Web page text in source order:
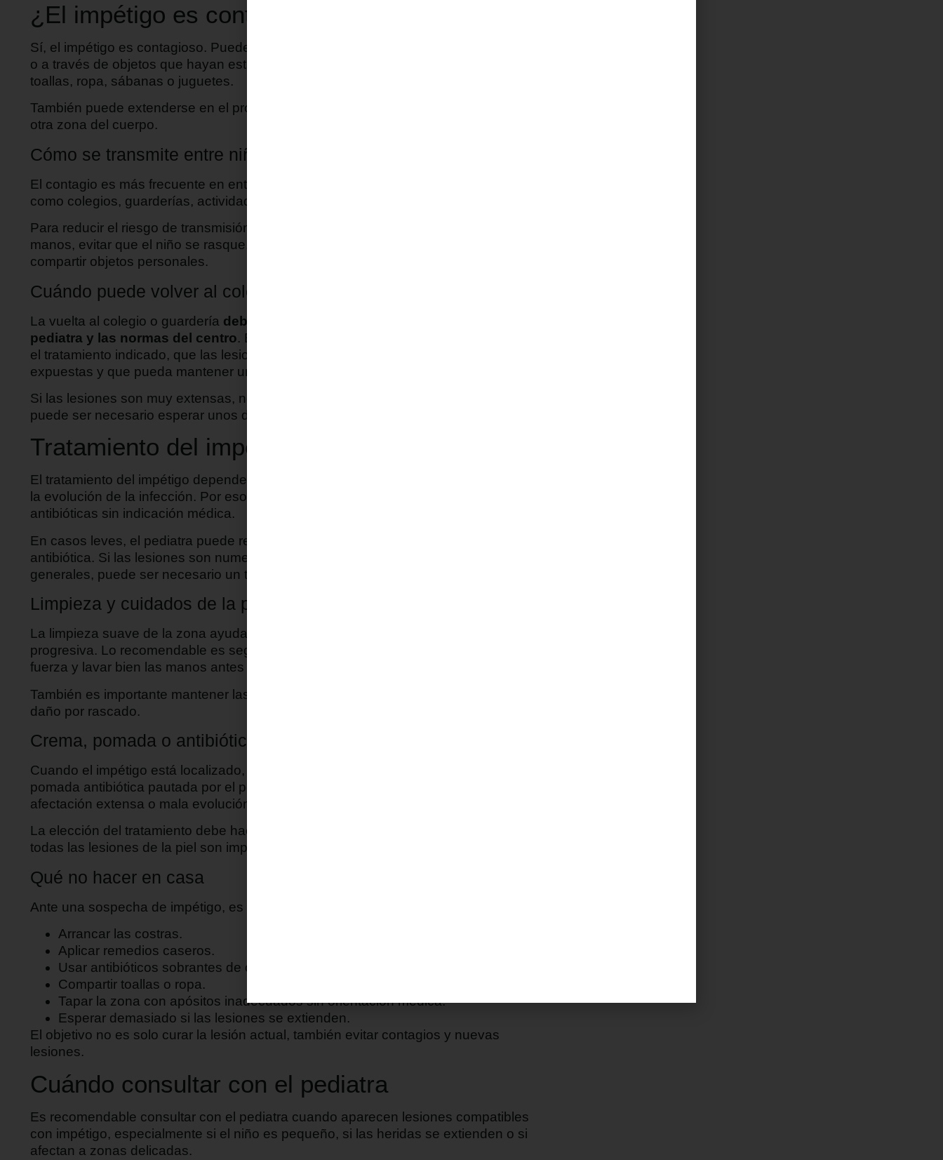
¿El impétigo es contagioso?
Sí, el impétigo es contagioso. Puede transmitirse por contacto directo con las lesiones
o a través de objetos que hayan estado en contacto con la piel infectada, como
toallas, ropa, sábanas o juguetes.
También puede extenderse en el propio niño si se rasca una lesión y después se toca
otra zona del cuerpo.
Cómo se transmite entre niños
El contagio es más frecuente en entornos donde los niños tienen contacto estrecho,
como colegios, guarderías, actividades deportivas o espacios compartidos.
Para reducir el riesgo de transmisión, es importante mantener una buena higiene de
manos, evitar que el niño se rasque, cubrir las lesiones cuando sea posible y no
compartir objetos personales.
Cuándo puede volver al colegio o guardería
La vuelta al colegio o guardería debe seguir siempre la recomendación del
pediatra y las normas del centro. En general, es importante que el niño haya iniciado
el tratamiento indicado, que las lesiones estén cubiertas si se encuentran en zonas
expuestas y que pueda mantener unas medidas básicas de higiene.
Si las lesiones son muy extensas, no pueden cubrirse o el niño no se encuentra bien,
puede ser necesario esperar unos días antes de volver.
Tratamiento del impétigo infantil
El tratamiento del impétigo depende de la extensión de las lesiones, la edad del niño y
la evolución de la infección. Por eso, no conviene automedicar ni aplicar cremas
antibióticas sin indicación médica.
En casos leves, el pediatra puede recomendar limpieza local y una pomada
antibiótica. Si las lesiones son numerosas, se extienden con rapidez o hay síntomas
generales, puede ser necesario un tratamiento por vía oral.
Limpieza y cuidados de la piel
La limpieza suave de la zona ayuda a retirar secreciones y costras de forma
progresiva. Lo recomendable es seguir las indicaciones del pediatra, evitar frotar con
fuerza y lavar bien las manos antes y después de tocar la zona afectada.
También es importante mantener las uñas del niño cortas y limpias para reducir el
daño por rascado.
Crema, pomada o antibiótico: cuándo se indican
Cuando el impétigo está localizado, el tratamiento suele realizarse con una crema o
pomada antibiótica pautada por el pediatra. En cambio, si hay muchas lesiones, fiebre,
afectación extensa o mala evolución, el especialista puede valorar un antibiótico oral.
La elección del tratamiento debe hacerla siempre un profesional sanitario, ya que no
todas las lesiones de la piel son impétigo y no todas necesitan el mismo abordaje.
Qué no hacer en casa
Ante una sospecha de impétigo, es mejor evitar:
Arrancar las costras.
Aplicar remedios caseros.
Usar antibióticos sobrantes de otros tratamientos.
Compartir toallas o ropa.
Tapar la zona con apósitos inadecuados sin orientación médica.
Esperar demasiado si las lesiones se extienden.
El objetivo no es solo curar la lesión actual, también evitar contagios y nuevas
lesiones.
Cuándo consultar con el pediatra
Es recomendable consultar con el pediatra cuando aparecen lesiones compatibles
con impétigo, especialmente si el niño es pequeño, si las heridas se extienden o si
afectan a zonas delicadas.